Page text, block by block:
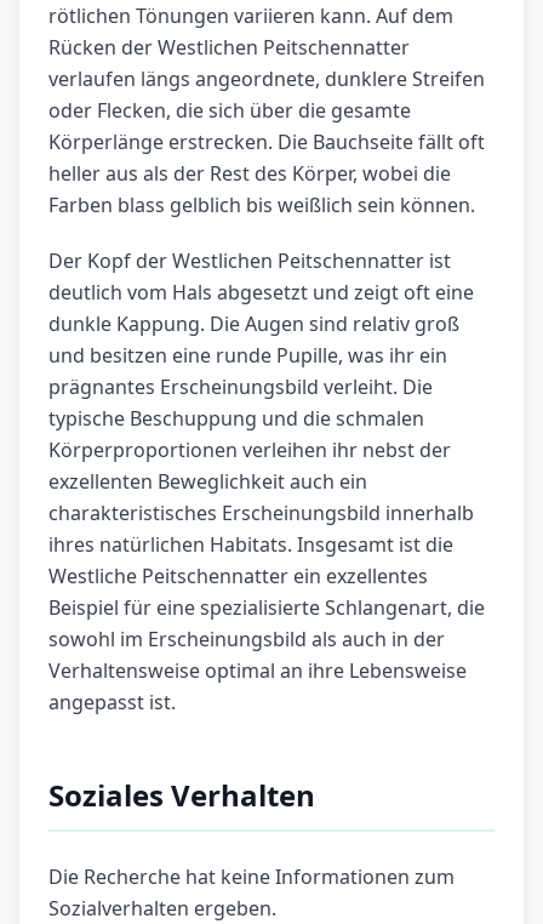
rötlichen Tönungen variieren kann. Auf dem
Rücken der Westlichen Peitschennatter
verlaufen längs angeordnete, dunklere Streifen
oder Flecken, die sich über die gesamte
Körperlänge erstrecken. Die Bauchseite fällt oft
heller aus als der Rest des Körper, wobei die
Farben blass gelblich bis weißlich sein können.
Der Kopf der Westlichen Peitschennatter ist
deutlich vom Hals abgesetzt und zeigt oft eine
dunkle Kappung. Die Augen sind relativ groß
und besitzen eine runde Pupille, was ihr ein
prägnantes Erscheinungsbild verleiht. Die
typische Beschuppung und die schmalen
Körperproportionen verleihen ihr nebst der
exzellenten Beweglichkeit auch ein
charakteristisches Erscheinungsbild innerhalb
ihres natürlichen Habitats. Insgesamt ist die
Westliche Peitschennatter ein exzellentes
Beispiel für eine spezialisierte Schlangenart, die
sowohl im Erscheinungsbild als auch in der
Verhaltensweise optimal an ihre Lebensweise
angepasst ist.
Soziales Verhalten
Die Recherche hat keine Informationen zum
Sozialverhalten ergeben.